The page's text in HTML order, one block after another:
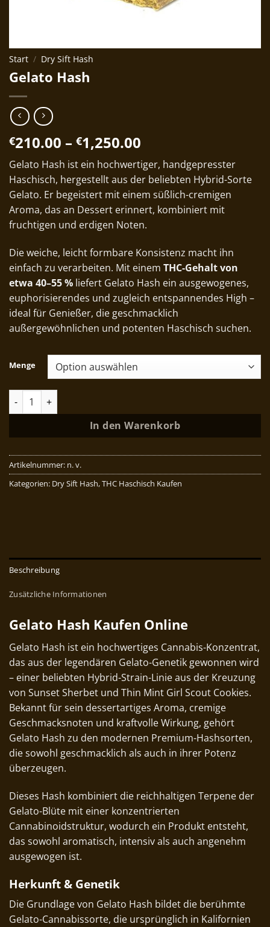
Start / Dry Sift Hash
Gelato Hash
€210.00 – €1,250.00
€210.00
bis
€1,250.00
Gelato Hash ist ein hochwertiger, handgepresster
Haschisch, hergestellt aus der beliebten Hybrid-Sorte
Gelato. Er begeistert mit einem süßlich-cremigen
Aroma, das an Dessert erinnert, kombiniert mit
fruchtigen und erdigen Noten.
Die weiche, leicht formbare Konsistenz macht ihn
einfach zu verarbeiten. Mit einem THC-Gehalt von
etwa 40–55 % liefert Gelato Hash ein ausgewogenes,
euphorisierendes und zugleich entspannendes High –
ideal für Genießer, die geschmacklich
außergewöhnlichen und potenten Haschisch suchen.
Menge
Gelato Hash Menge
In den Warenkorb
Artikelnummer: n. v.
Kategorien: Dry Sift Hash,THC Haschisch Kaufen
Beschreibung
Zusätzliche Informationen
Gelato Hash Kaufen Online
Gelato Hash ist ein hochwertiges Cannabis-Konzentrat,
das aus der legendären Gelato-Genetik gewonnen wird
– einer beliebten Hybrid-Strain-Linie aus der Kreuzung
von Sunset Sherbet und Thin Mint Girl Scout Cookies.
Bekannt für sein dessertartiges Aroma, cremige
Geschmacksnoten und kraftvolle Wirkung, gehört
Gelato Hash zu den modernen Premium-Hashsorten,
die sowohl geschmacklich als auch in ihrer Potenz
überzeugen.
Dieses Hash kombiniert die reichhaltigen Terpene der
Gelato-Blüte mit einer konzentrierten
Cannabinoidstruktur, wodurch ein Produkt entsteht,
das sowohl aromatisch, intensiv als auch angenehm
ausgewogen ist.
Herkunft & Genetik
Die Grundlage von Gelato Hash bildet die berühmte
Gelato-Cannabissorte, die ursprünglich in Kalifornien